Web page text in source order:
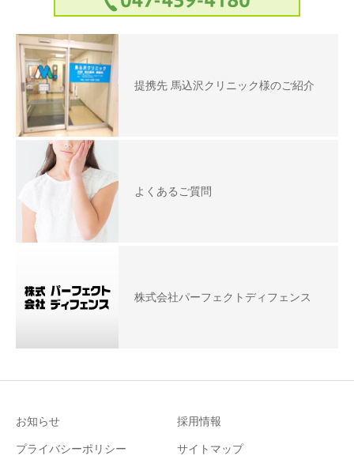
提携先 馬込沢クリニック様のご紹介
よくあるご質問
株式会社パーフェクトディフェンス
お知らせ 採用情報
プライバシーポリシー サイトマップ